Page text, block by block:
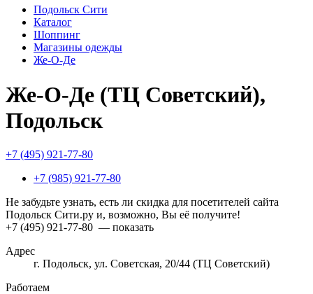
Подольск Сити
Каталог
Шоппинг
Магазины одежды
Же-О-Де
Же-О-Де (ТЦ Советский),
Подольск
+7 (495) 921-77-80
+7 (985) 921-77-80
Не забудьте узнать, есть ли скидка для посетителей сайта
Подольск Сити.ру и, возможно, Вы её получите!
+7 (495) 921-77-80 — показать
Адрес
г. Подольск, ул. Советская, 20/44 (ТЦ Советский)
Работаем